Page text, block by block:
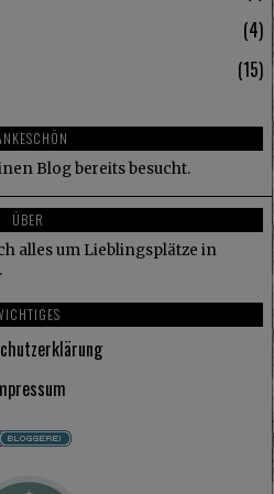
4
15
Blog bereits besucht.
ÜBER
alles um Lieblingsplätze in